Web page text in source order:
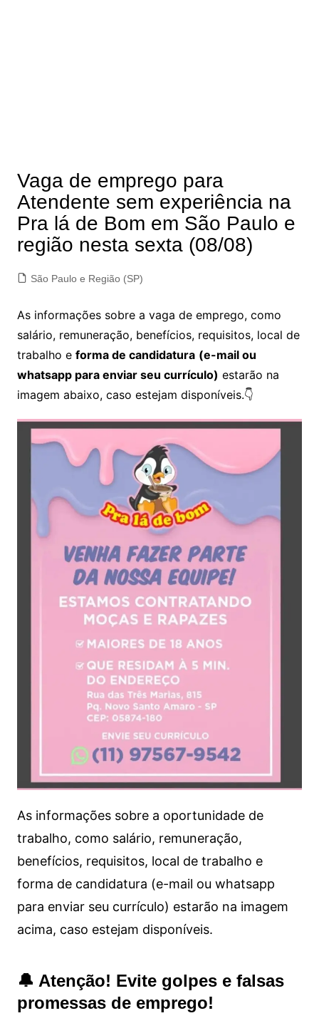
Vaga de emprego para
Atendente sem experiência na
Pra lá de Bom em São Paulo e
região nesta sexta (08/08)
São Paulo e Região (SP)
As informações sobre a vaga de emprego, como
salário, remuneração, benefícios, requisitos, local de
trabalho e forma de candidatura (e-mail ou
whatsapp para enviar seu currículo) estarão na
imagem abaixo, caso estejam disponíveis.👇
As informações sobre a oportunidade de
trabalho, como salário, remuneração,
benefícios, requisitos, local de trabalho e
forma de candidatura (e-mail ou whatsapp
para enviar seu currículo) estarão na imagem
acima, caso estejam disponíveis.
🔔 Atenção! Evite golpes e falsas
promessas de emprego!